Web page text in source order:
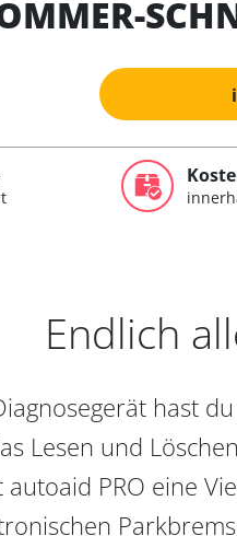
Endlich
hast
Lesen und
PRO eine